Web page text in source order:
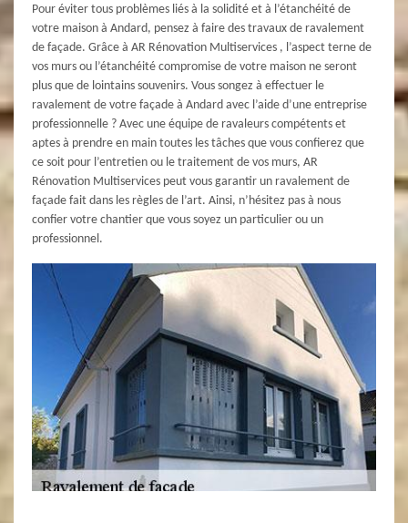
Pour éviter tous problèmes liés à la solidité et à l’étanchéité de
votre maison à Andard, pensez à faire des travaux de ravalement
de façade. Grâce à AR Rénovation Multiservices , l’aspect terne de
vos murs ou l’étanchéité compromise de votre maison ne seront
plus que de lointains souvenirs. Vous songez à effectuer le
ravalement de votre façade à Andard avec l’aide d’une entreprise
professionnelle ? Avec une équipe de ravaleurs compétents et
aptes à prendre en main toutes les tâches que vous confierez que
ce soit pour l’entretien ou le traitement de vos murs, AR
Rénovation Multiservices peut vous garantir un ravalement de
façade fait dans les règles de l’art. Ainsi, n’hésitez pas à nous
confier votre chantier que vous soyez un particulier ou un
professionnel.